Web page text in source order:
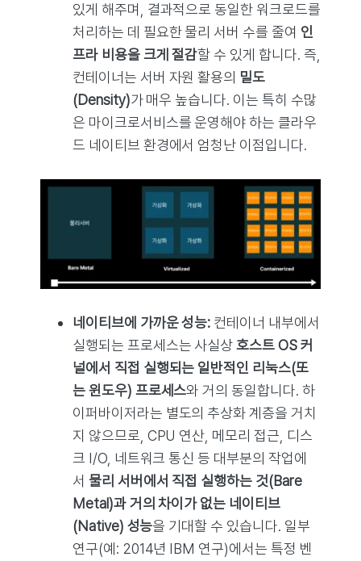
있게 해주며, 결과적으로 동일한 워크로드를
처리하는 데 필요한 물리 서버 수를 줄여 인
프라 비용을 크게 절감할 수 있게 합니다. 즉,
컨테이너는 서버 자원 활용의 밀도
(Density)가 매우 높습니다. 이는 특히 수많
은 마이크로서비스를 운영해야 하는 클라우
드 네이티브 환경에서 엄청난 이점입니다.
네이티브에 가까운 성능: 컨테이너 내부에서
실행되는 프로세스는 사실상호스트 OS 커
널에서 직접 실행되는 일반적인 리눅스(또
는 윈도우) 프로세스와 거의 동일합니다. 하
이퍼바이저라는 별도의 추상화 계층을 거치
지 않으므로, CPU 연산, 메모리 접근, 디스
크 I/O, 네트워크 통신 등 대부분의 작업에
서 물리 서버에서 직접 실행하는 것(Bare
Metal)과 거의 차이가 없는 네이티브
(Native) 성능을 기대할 수 있습니다. 일부
연구(예: 2014년 IBM 연구)에서는 특정 벤